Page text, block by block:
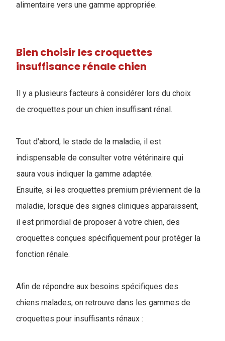
alimentaire vers une gamme appropriée.
Bien choisir les croquettes
insuffisance rénale chien
Il y a plusieurs facteurs à considérer lors du choix
de croquettes pour un chien insuffisant rénal.
Tout d'abord, le stade de la maladie, il est
indispensable de consulter votre vétérinaire qui
saura vous indiquer la gamme adaptée.
Ensuite, si les croquettes premium préviennent de la
maladie, lorsque des signes cliniques apparaissent,
il est primordial de proposer à votre chien, des
croquettes conçues spécifiquement pour protéger la
fonction rénale.
Afin de répondre aux besoins spécifiques des
chiens malades, on retrouve dans les gammes de
croquettes pour insuffisants rénaux :